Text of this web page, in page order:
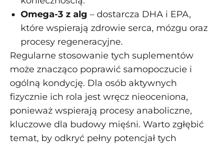
Omega-3 z alg – dostarcza DHA i EPA,
które wspierają zdrowie serca, mózgu oraz
procesy regeneracyjne.
Regularne stosowanie tych suplementów
może znacząco poprawić samopoczucie i
ogólną kondycję. Dla osób aktywnych
fizycznie ich rola jest wręcz nieoceniona,
ponieważ wspierają procesy anaboliczne,
kluczowe dla budowy mięśni. Warto zgłębić
temat, by odkryć pełny potencjał tych